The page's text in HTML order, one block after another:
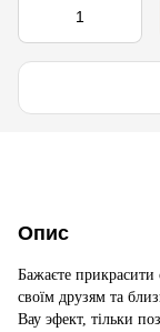
Опис
Бажаєте прикрасити
своїм друзям та
Вау эфект, тільки